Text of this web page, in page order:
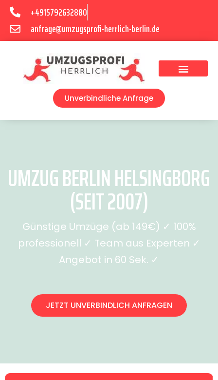
+4915792632880
anfrage@umzugsprofi-herrlich-berlin.de
Unverbindliche Anfrage
UMZUG BERLIN HELSINGBORG
(SEIT 2007)
Günstige Umzüge (ab 149€) ✓ 100%
professionell ✓ Team aus Experten ✓
Angebot in 60 Sek. ✓
JETZT UNVERBINDLICH ANFRAGEN